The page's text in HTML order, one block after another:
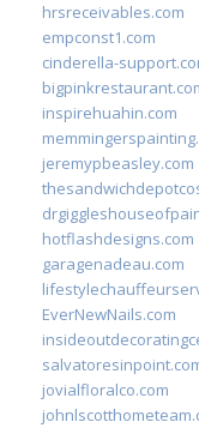
hrsreceivables.com
empconst1.com
cinderella-
inspirehuahin.com
jeremypbeasley.com
hotflashdesigns.com
garagenadeau.com
EverNewNails.com
jovialfloralco.com